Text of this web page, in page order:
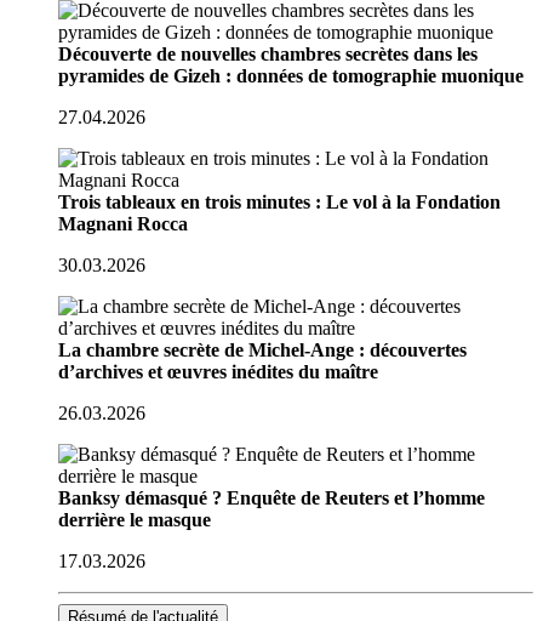
Découverte de nouvelles chambres secrètes dans les
pyramides de Gizeh : données de tomographie muonique
27.04.2026
Trois tableaux en trois minutes : Le vol à la Fondation
Magnani Rocca
30.03.2026
La chambre secrète de Michel-Ange : découvertes
d’archives et œuvres inédites du maître
26.03.2026
Banksy démasqué ? Enquête de Reuters et l’homme
derrière le masque
17.03.2026
Résumé de l'actualité